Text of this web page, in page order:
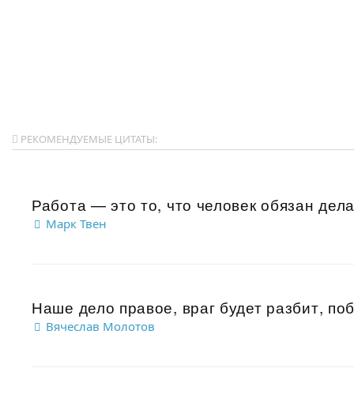
РЕКОМЕНДУЕМЫЕ ЦИТАТЫ:
Работа — это то, что человек обязан
Марк Твен
Наше дело правое, враг будет разбит,
Вячеслав Молотов